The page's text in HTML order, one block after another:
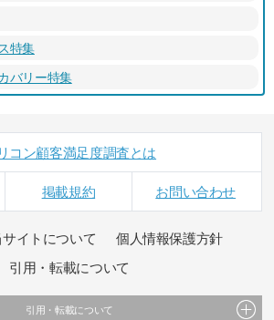
特集
バリー特集
コン顧客満足度調査とは
掲載規約 お問い合わせ
イトについて
個人情報保護方針
引用・転載について
引用・転載について